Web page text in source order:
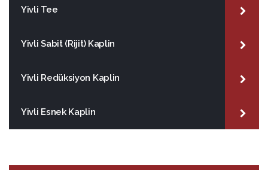
Yivli Tee
Yivli Sabit (Rijit) Kaplin
Yivli Redüksiyon Kaplin
Yivli Esnek Kaplin